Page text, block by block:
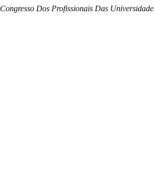
Congresso Dos Profissionais Das